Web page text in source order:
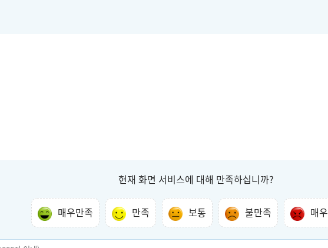
현재 화면 서비스에 대해 만족하십니까?
매우만족 만족 보통 불만족 매